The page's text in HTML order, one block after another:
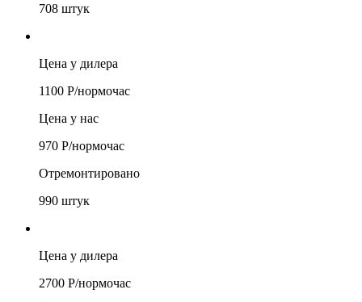
708 штук
Цена у дилера
1100 Р/нормочас
Цена у нас
970 Р/нормочас
Отремонтировано
990 штук
Цена у дилера
2700 Р/нормочас